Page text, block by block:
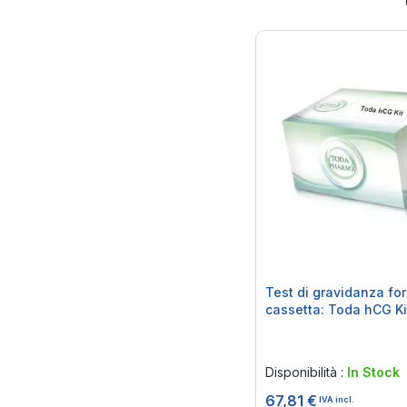
Test di gravidanza
cassetta: Toda hCG
Disponibilità : In Stock
67,81 € IVA incl.